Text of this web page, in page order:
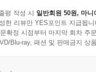
평 작성 시 일반회원 50원, 마니
한 리뷰만 YES포인트 지급됩니
확정 시점부터 마지막 회차 주
Blu-ray, 패션 및 판매금지 상